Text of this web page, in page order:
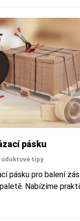
pásku
tipy
pásku pro balení
Nabízíme